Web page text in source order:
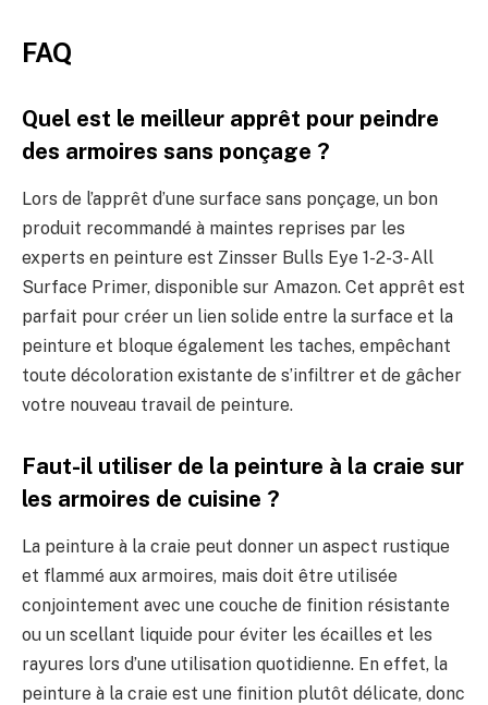
FAQ
Quel est le meilleur apprêt pour peindre
des armoires sans ponçage ?
Lors de l’apprêt d’une surface sans ponçage, un bon
produit recommandé à maintes reprises par les
experts en peinture est Zinsser Bulls Eye 1-2-3- All
Surface Primer, disponible sur Amazon. Cet apprêt est
parfait pour créer un lien solide entre la surface et la
peinture et bloque également les taches, empêchant
toute décoloration existante de s’infiltrer et de gâcher
votre nouveau travail de peinture.
Faut-il utiliser de la peinture à la craie sur
les armoires de cuisine ?
La peinture à la craie peut donner un aspect rustique
et flammé aux armoires, mais doit être utilisée
conjointement avec une couche de finition résistante
ou un scellant liquide pour éviter les écailles et les
rayures lors d’une utilisation quotidienne. En effet, la
peinture à la craie est une finition plutôt délicate, donc